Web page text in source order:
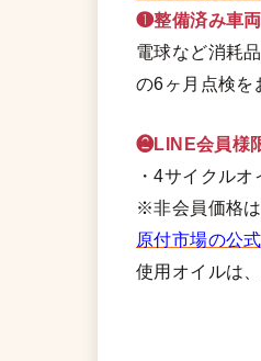
❶整備済み車
電球など消耗
の6ヶ月点検を
❷LINE会員様
・4サイクル
※非会員価格は
原付市場の公
使用オイルは、